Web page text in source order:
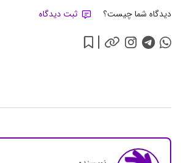
دیدگاه شما چیست؟ ثبت دیدگاه